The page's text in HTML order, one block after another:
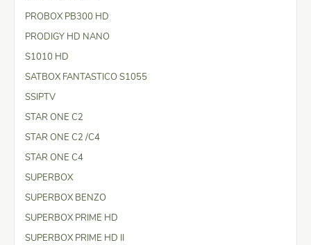
PROBOX PB300 HD
PRODIGY HD NANO
S1010 HD
SATBOX FANTASTICO S1055
SSIPTV
STAR ONE C2
STAR ONE C2 /C4
STAR ONE C4
SUPERBOX
SUPERBOX BENZO
SUPERBOX PRIME HD
SUPERBOX PRIME HD II